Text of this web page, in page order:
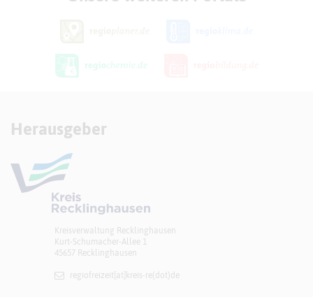
Herausgeber
Kreisverwaltung Recklinghausen
Kurt-Schumacher-Allee 1
45657 Recklinghausen
regiofreizeit[at]​kreis-re(dot)de